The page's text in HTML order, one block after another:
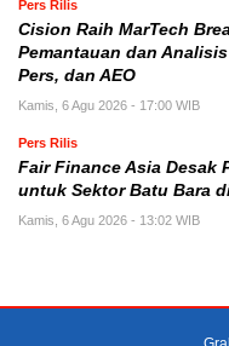
Pers Rilis
Cision Raih MarTech
Pemantauan dan
Pers, dan AEO
Kamis, 6 Agu 2026 - 17:00 WIB
Pers Rilis
Fair Finance Asia Desak
untuk Sektor Batu Bara
Kamis, 6 Agu 2026 - 13:02 WIB